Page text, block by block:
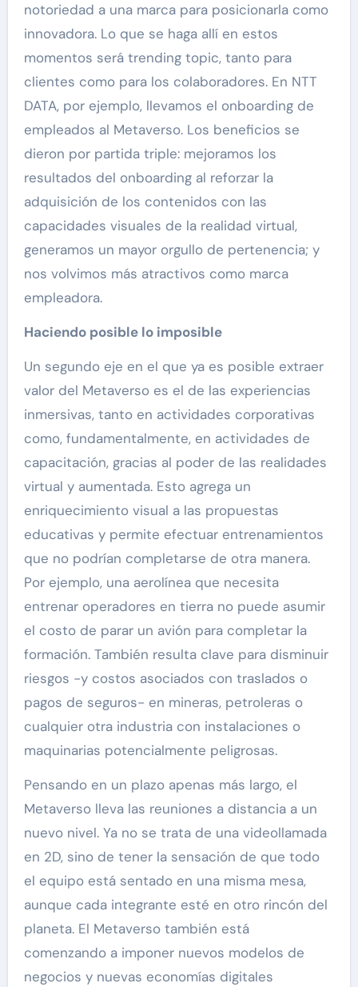
notoriedad a una marca para posicionarla como
innovadora. Lo que se haga allí en estos
momentos será trending topic, tanto para
clientes como para los colaboradores. En NTT
DATA, por ejemplo, llevamos el onboarding de
empleados al Metaverso. Los beneficios se
dieron por partida triple: mejoramos los
resultados del onboarding al reforzar la
adquisición de los contenidos con las
capacidades visuales de la realidad virtual,
generamos un mayor orgullo de pertenencia; y
nos volvimos más atractivos como marca
empleadora.
Haciendo posible lo imposible
Un segundo eje en el que ya es posible extraer
valor del Metaverso es el de las experiencias
inmersivas, tanto en actividades corporativas
como, fundamentalmente, en actividades de
capacitación, gracias al poder de las realidades
virtual y aumentada. Esto agrega un
enriquecimiento visual a las propuestas
educativas y permite efectuar entrenamientos
que no podrían completarse de otra manera.
Por ejemplo, una aerolínea que necesita
entrenar operadores en tierra no puede asumir
el costo de parar un avión para completar la
formación. También resulta clave para disminuir
riesgos -y costos asociados con traslados o
pagos de seguros- en mineras, petroleras o
cualquier otra industria con instalaciones o
maquinarias potencialmente peligrosas.
Pensando en un plazo apenas más largo, el
Metaverso lleva las reuniones a distancia a un
nuevo nivel. Ya no se trata de una videollamada
en 2D, sino de tener la sensación de que todo
el equipo está sentado en una misma mesa,
aunque cada integrante esté en otro rincón del
planeta. El Metaverso también está
comenzando a imponer nuevos modelos de
negocios y nuevas economías digitales